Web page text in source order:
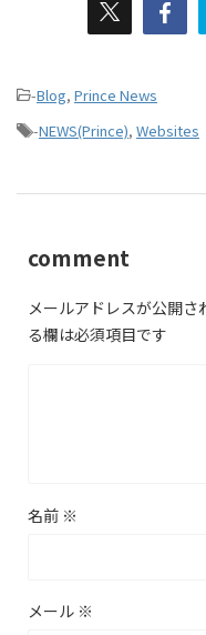
-Blog, Prince News
-NEWS(Prince), Websites
comment
メールアドレスが公開さ
る欄は必須項目です
名前 ※
メール ※